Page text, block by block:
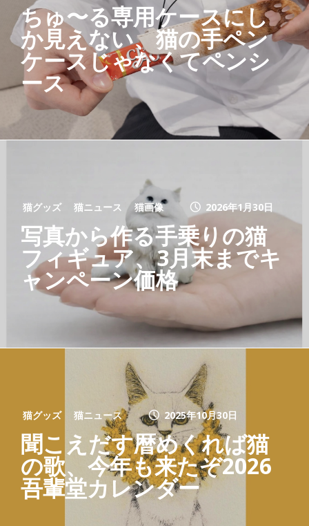
ちゅ〜る専用ケースにし
か見えない、猫の手ペン
ケースじゃなくてペンシ
ース
猫グッズ 猫ニュース 猫画像 2026年1月30日
写真から作る手乗りの猫
フィギュア、3月末までキ
ャンペーン価格
猫グッズ 猫ニュース 2025年10月30日
聞こえだす暦めくれば猫
の歌、今年も来たぞ2026
吾輩堂カレンダー